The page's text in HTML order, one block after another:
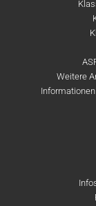
Weitere